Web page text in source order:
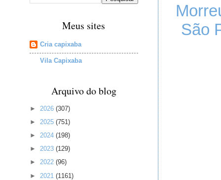
São
Meus sites
Cria capixaba
Vila Capixaba
Arquivo do blog
► 2026 (307)
► 2025 (751)
► 2024 (198)
► 2023 (129)
► 2022 (96)
► 2021 (1161)